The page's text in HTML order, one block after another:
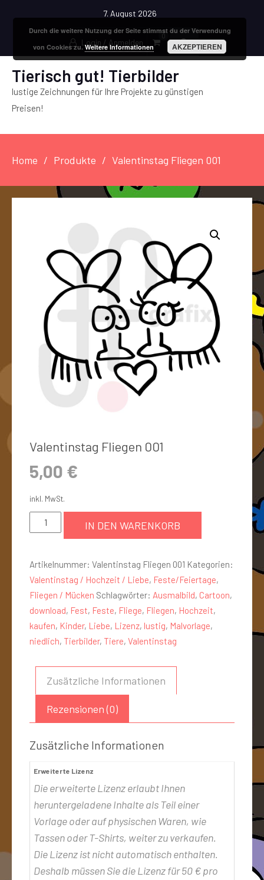
7. August 2026
Login / Anmelden
0
Tierisch gut! Tierbilder
lustige Zeichnungen für Ihre Projekte zu günstigen
Preisen!
Home Produkte Valentinstag Fliegen 001
Valentinstag Fliegen 001
5,00 €
inkl. MwSt.
IN DEN WARENKORB
Artikelnummer: Valentinstag Fliegen 001 Kategorien:
Valentinstag / Hochzeit / Liebe, Feste/Feiertage,
Fliegen / Mücken Schlagwörter: Ausmalbild, Cartoon,
download, Fest, Feste, Fliege, Fliegen, Hochzeit,
kaufen, Kinder, Liebe, Lizenz, lustig, Malvorlage,
niedlich, Tierbilder, Tiere, Valentinstag
Zusätzliche Informationen
Rezensionen (0)
Zusätzliche Informationen
Erweiterte Lizenz
Die erweiterte Lizenz erlaubt Ihnen
heruntergeladene Inhalte als Teil einer
Vorlage oder auf physischen Waren, wie
Tassen oder T-Shirts, weiter zu verkaufen.
Die Lizenz ist nicht automatisch enthalten.
Deshalb müssen Sie die Lizenz für 50 € pro
Durch die weitere Nutzung der Seite stimmst du der Verwendung
von Cookies zu.Weitere Informationen AKZEPTIEREN